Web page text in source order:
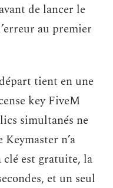
de lancer le
au premier
tient en une
key FiveM
simultanés ne
n’a
clé est gratuite, la
et un seul